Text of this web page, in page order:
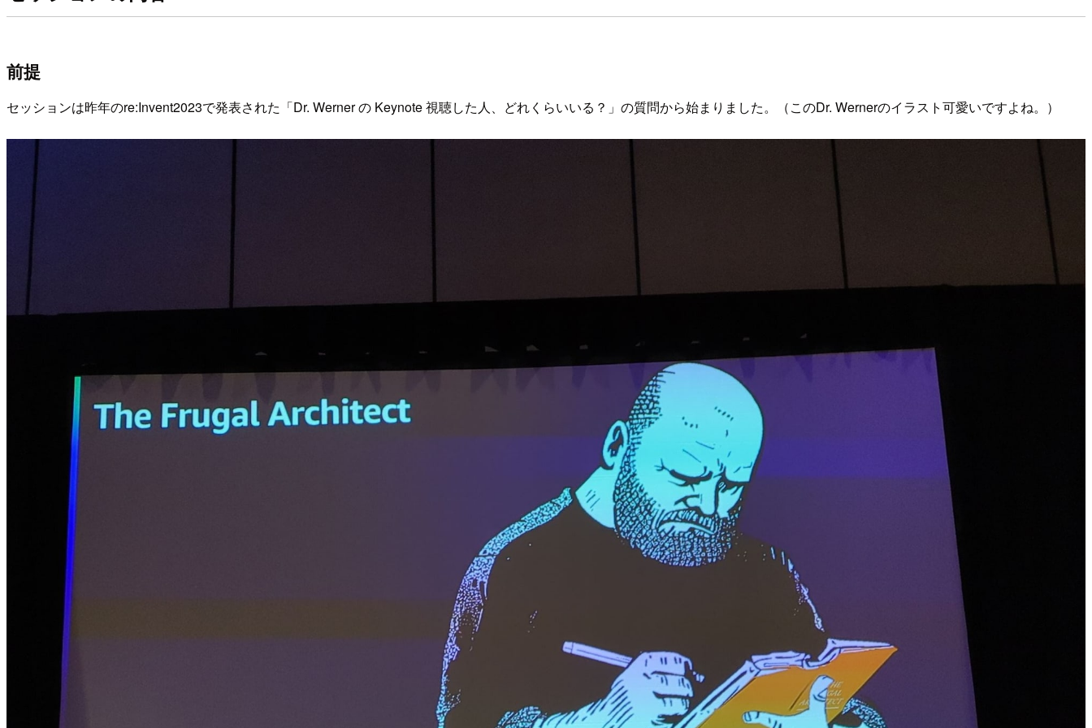
前提
セッションは昨年のre:Invent2023で発表された「Dr. Werner の Keynote 視聴した人、どれくらいいる？」の質問から始まりました。（このDr. Wernerのイラスト可愛いですよね。）